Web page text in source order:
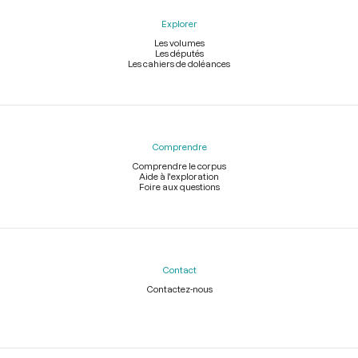
Explorer
Les volumes
Les députés
Les cahiers de doléances
Comprendre
Comprendre le corpus
Aide à l'exploration
Foire aux questions
Contact
Contactez-nous
Légal